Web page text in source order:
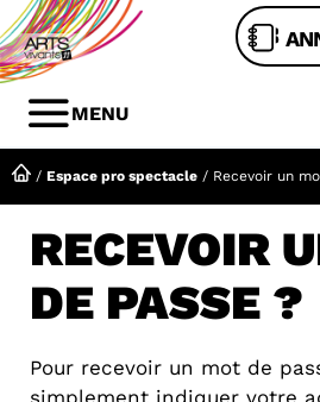
Aller
au
contenu
MENU
MENU
/ Espace pro spectacle / Recevoir un
RECEVOIR
DE PASSE ?
Pour recevoir un mot de
simplement indiquer votre